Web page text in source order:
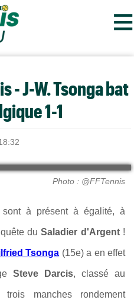
≡
- J-W. Tsonga bat
1-1
Photo : @FFTennis
sont à présent à égalité, à
duSaladier d'Argent!
Tsonga (15e) a en effet
Steve Darcis, classé au
manches rondement